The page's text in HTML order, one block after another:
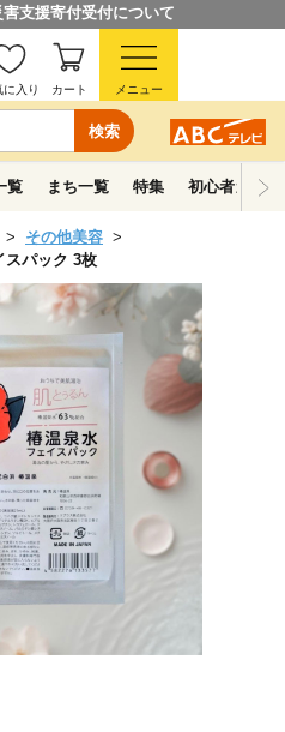
支援寄付受付について
検索
に入り カート メニュー
覧 まち一覧 特集 初心者ガイド
その他美容
スパック 3枚